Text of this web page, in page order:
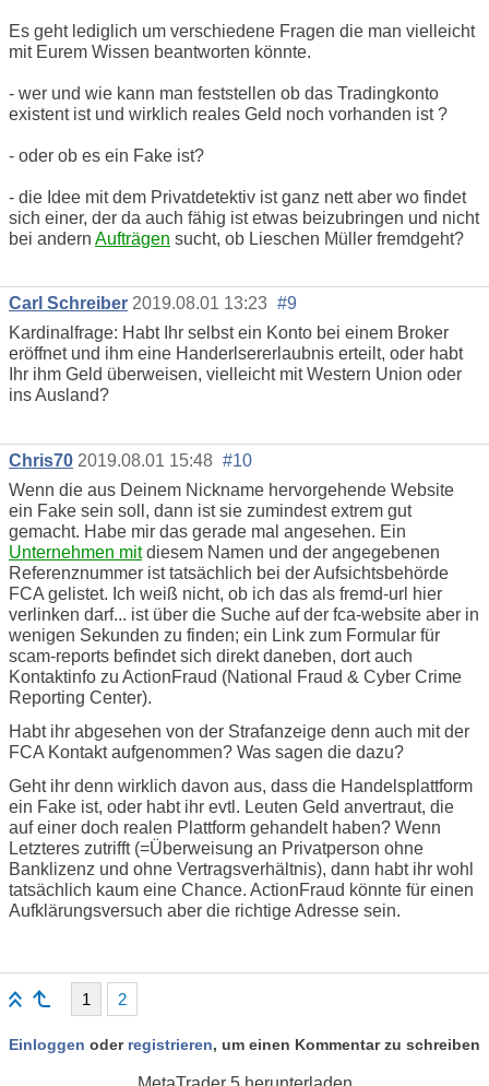
Es geht lediglich um verschiedene Fragen die man vielleicht
mit Eurem Wissen beantworten könnte.
- wer und wie kann man feststellen ob das Tradingkonto
existent ist und wirklich reales Geld noch vorhanden ist ?
- oder ob es ein Fake ist?
- die Idee mit dem Privatdetektiv ist ganz nett aber wo findet
sich einer, der da auch fähig ist etwas beizubringen und nicht
bei andern Aufträgen sucht, ob Lieschen Müller fremdgeht?
Carl Schreiber 2019.08.01 13:23 #9
Kardinalfrage: Habt Ihr selbst ein Konto bei einem Broker
eröffnet und ihm eine Handerlsererlaubnis erteilt, oder habt
Ihr ihm Geld überweisen, vielleicht mit Western Union oder
ins Ausland?
Chris70 2019.08.01 15:48 #10
Wenn die aus Deinem Nickname hervorgehende Website
ein Fake sein soll, dann ist sie zumindest extrem gut
gemacht. Habe mir das gerade mal angesehen. Ein
Unternehmen mitdiesem Namen und der angegebenen
Referenznummer ist tatsächlich bei der Aufsichtsbehörde
FCA gelistet. Ich weiß nicht, ob ich das als fremd-url hier
verlinken darf... ist über die Suche auf der fca-website aber in
wenigen Sekunden zu finden; ein Link zum Formular für
scam-reports befindet sich direkt daneben, dort auch
Kontaktinfo zu ActionFraud (National Fraud & Cyber Crime
Reporting Center).
Habt ihr abgesehen von der Strafanzeige denn auch mit der
FCA Kontakt aufgenommen? Was sagen die dazu?
Geht ihr denn wirklich davon aus, dass die Handelsplattform
ein Fake ist, oder habt ihr evtl. Leuten Geld anvertraut, die
auf einer doch realen Plattform gehandelt haben? Wenn
Letzteres zutrifft (=Überweisung an Privatperson ohne
Banklizenz und ohne Vertragsverhältnis), dann habt ihr wohl
tatsächlich kaum eine Chance. ActionFraud könnte für einen
Aufklärungsversuch aber die richtige Adresse sein.
1 2
Einloggen oder registrieren, um einen Kommentar zu schreiben